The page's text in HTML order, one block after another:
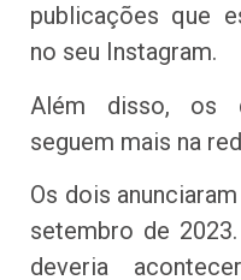
publicações que
no seu Instagram.
Além disso, os
seguem mais na
Os dois
setembro de
deveria